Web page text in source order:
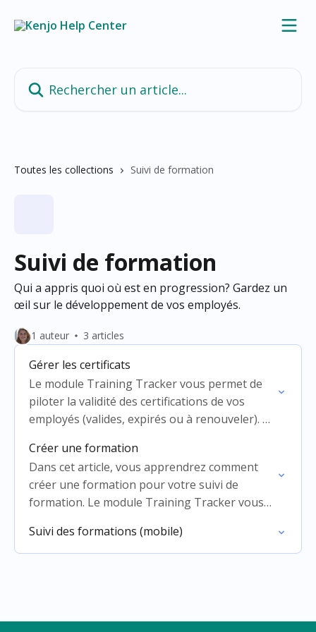
Toutes les collections Suivi de formation
Suivi de formation
Qui a appris quoi où est en progression? Gardez un
œil sur le développement de vos employés.
1 auteur 3 articles
Gérer les certificats
Le module Training Tracker vous permet de
piloter la validité des certifications de vos
employés (valides, expirés ou à renouveler). En
ajoutez de nouveaux…
Créer une formation
Dans cet article, vous apprendrez comment
créer une formation pour votre suivi de
formation. Le module Training Tracker vous
formations et certifications des…
Suivi des formations (mobile)